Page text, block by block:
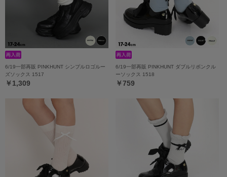
6/19一部再販 PINKHUNT シンプルロゴルー
ズソックス 1517
￥1,309
6/19一部再販 PINKHUNT ダブルリボンクル
ーソックス 1518
￥759